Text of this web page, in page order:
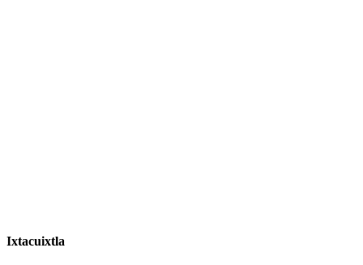
Ixtacuixtla